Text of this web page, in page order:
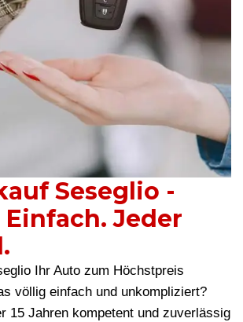
Seseglio -
Jeder
Ihr Auto zum Höchstpreis
völlig einfach und unkompliziert?
15 Jahren kompetent und zuverlässig